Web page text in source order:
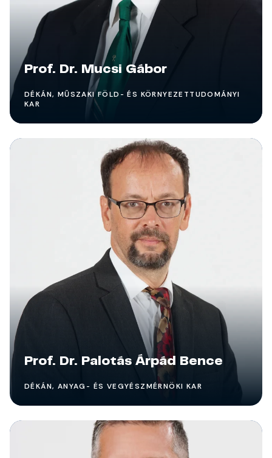
Prof. Dr. Mucsi Gábor
DÉKÁN, MŰSZAKI FÖLD- ÉS KÖRNYEZETTUDOMÁNYI
KAR
Prof. Dr. Palotás Árpád Bence
DÉKÁN, ANYAG- ÉS VEGYÉSZMÉRNÖKI KAR